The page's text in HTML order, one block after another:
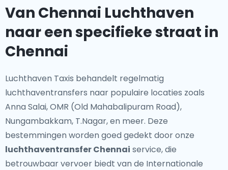
Van Chennai Luchthaven
naar een specifieke straat in
Chennai
Luchthaven Taxis behandelt regelmatig
luchthaventransfers naar populaire locaties zoals
Anna Salai, OMR (Old Mahabalipuram Road),
Nungambakkam, T.Nagar, en meer. Deze
bestemmingen worden goed gedekt door onze
luchthaventransfer Chennai service, die
betrouwbaar vervoer biedt van de Internationale